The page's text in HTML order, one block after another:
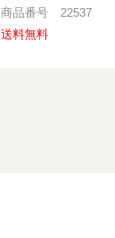
商品番号 22537
送料無料